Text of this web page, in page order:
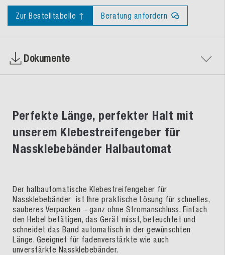
Zur Bestelltabelle ↑ Beratung anfordern
Dokumente
Perfekte Länge, perfekter Halt mit
unserem Klebestreifengeber für
Nassklebebänder Halbautomat
Der halbautomatische Klebestreifengeber für
Nassklebebänder ist Ihre praktische Lösung für schnelles,
sauberes Verpacken – ganz ohne Stromanschluss. Einfach
den Hebel betätigen, das Gerät misst, befeuchtet und
schneidet das Band automatisch in der gewünschten
Länge. Geeignet für fadenverstärkte wie auch
unverstärkte Nassklebebänder.